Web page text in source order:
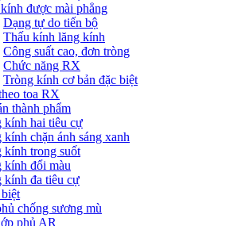
được mài phẳng
Dạng tự do tiến bộ
Thấu kính lăng kính
Công suất cao, đơn tròng
Chức năng RX
Tròng kính cơ bản đặc biệt
toa RX
thành phẩm
kính hai tiêu cự
kính chặn ánh sáng xanh
kính trong suốt
kính đổi màu
kính đa tiêu cự
chống sương mù
phủ AR